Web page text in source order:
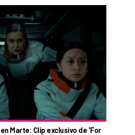
Marte: Clip exclusivo de 'For